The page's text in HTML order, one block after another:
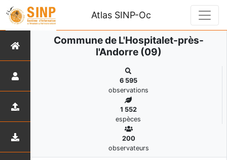
Atlas SINP-Oc
Commune de L'Hospitalet-près-
l'Andorre (09)
6 595
observations
1 552
espèces
200
observateurs